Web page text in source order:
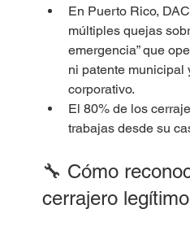
En Puerto Rico,
múltiples quejas
emergencia” que
ni patente municipal
corporativo.
El 80% de los
trabajas desde su
🔧 Cómo
cerrajero legítimo